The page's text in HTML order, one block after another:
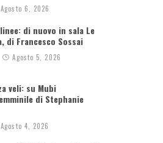
Agosto 6, 2026
di nuovo in sala Le
di Francesco Sossai
Agosto 5, 2026
veli: su Mubi
di Stephanie
Agosto 4, 2026